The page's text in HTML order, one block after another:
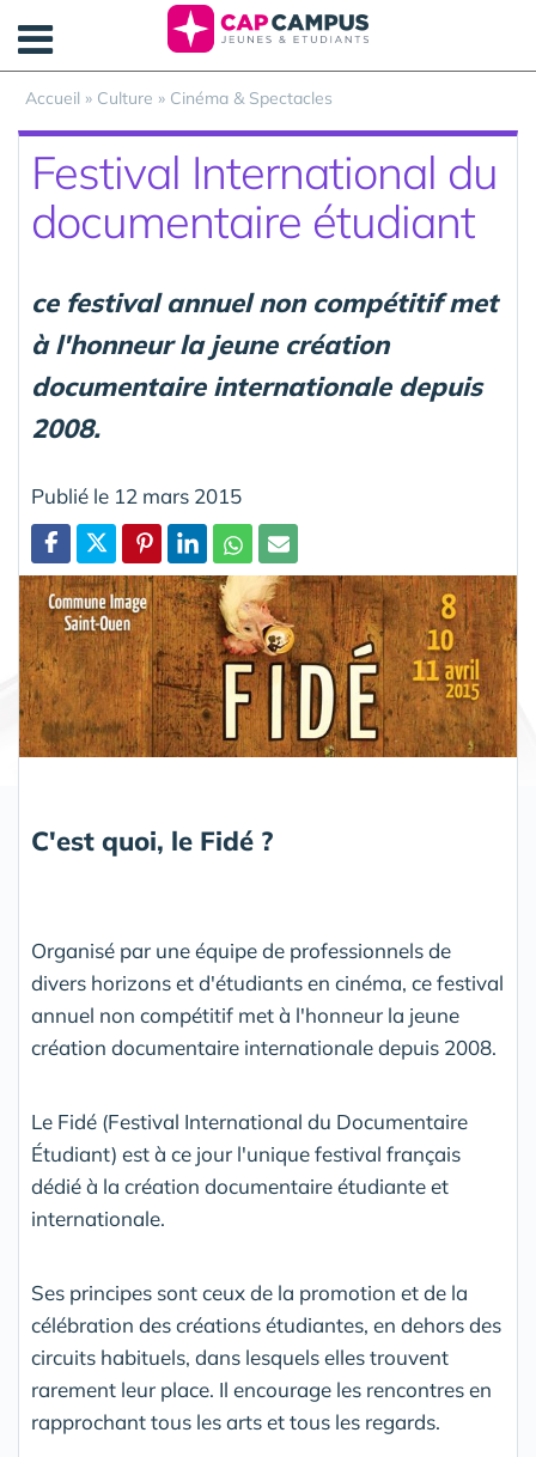
Accueil » Culture » Cinéma & Spectacles
Festival International du
documentaire étudiant
ce festival annuel non compétitif met
à l'honneur la jeune création
documentaire internationale depuis
2008.
Publié le 12 mars 2015
Partager
C'est quoi, le Fidé ?
Organisé par une équipe de professionnels de
divers horizons et d'étudiants en cinéma, ce festival
annuel non compétitif met à l'honneur la jeune
création documentaire internationale depuis 2008.
Le Fidé (Festival International du Documentaire
Étudiant) est à ce jour l'unique festival français
dédié à la création documentaire étudiante et
internationale.
Ses principes sont ceux de la promotion et de la
célébration des créations étudiantes, en dehors des
circuits habituels, dans lesquels elles trouvent
rarement leur place. Il encourage les rencontres en
rapprochant tous les arts et tous les regards.
Panneau de gestion des cookies